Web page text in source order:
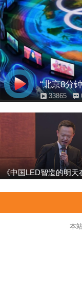
“北京8分
33865
《中国LED智造的明
本